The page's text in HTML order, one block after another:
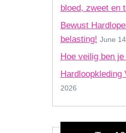
bloed, zweet en
Bewust
belasting! June
Hoe veilig ben
Hardloopkleding
2026